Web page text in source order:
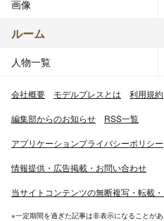
画像
ルーム
人物一覧
会社概要 モデルプレスとは 利用規約
編集部からのお知らせ RSS一覧
アプリケーションプライバシーポリシー
情報提供・広告掲載・お問い合わせ
当サイトコンテンツの無断複写・転載
※一定期間を過ぎた記事は非表示になることが